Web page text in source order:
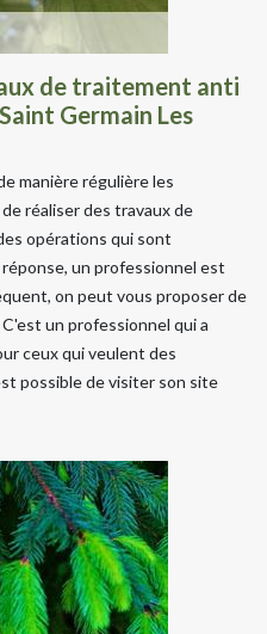
de traitement anti
Germain Les
manière régulière les
réaliser des travaux de
opérations qui sont
un professionnel est
on peut vous proposer de
un professionnel qui a
ceux qui veulent des
possible de visiter son site